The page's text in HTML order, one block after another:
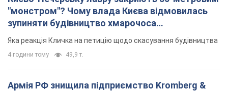
"монстром"? Чому влада Києва відмовилась
зупиняти будівництво хмарочоса
"московського вірянина"
Яка реакція Кличка на петицію щодо скасування будівництва
4 години тому 49,9 т.
Армія РФ знищила підприємство Kromberg &